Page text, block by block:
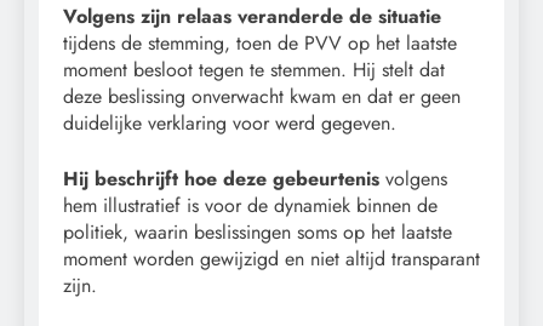
Volgens zijn relaas veranderde de situatie
tijdens de stemming, toen de PVV op het laatste
moment besloot tegen te stemmen. Hij stelt dat
deze beslissing onverwacht kwam en dat er geen
duidelijke verklaring voor werd gegeven.
Hij beschrijft hoe deze gebeurtenis volgens
hem illustratief is voor de dynamiek binnen de
politiek, waarin beslissingen soms op het laatste
moment worden gewijzigd en niet altijd transparant
zijn.